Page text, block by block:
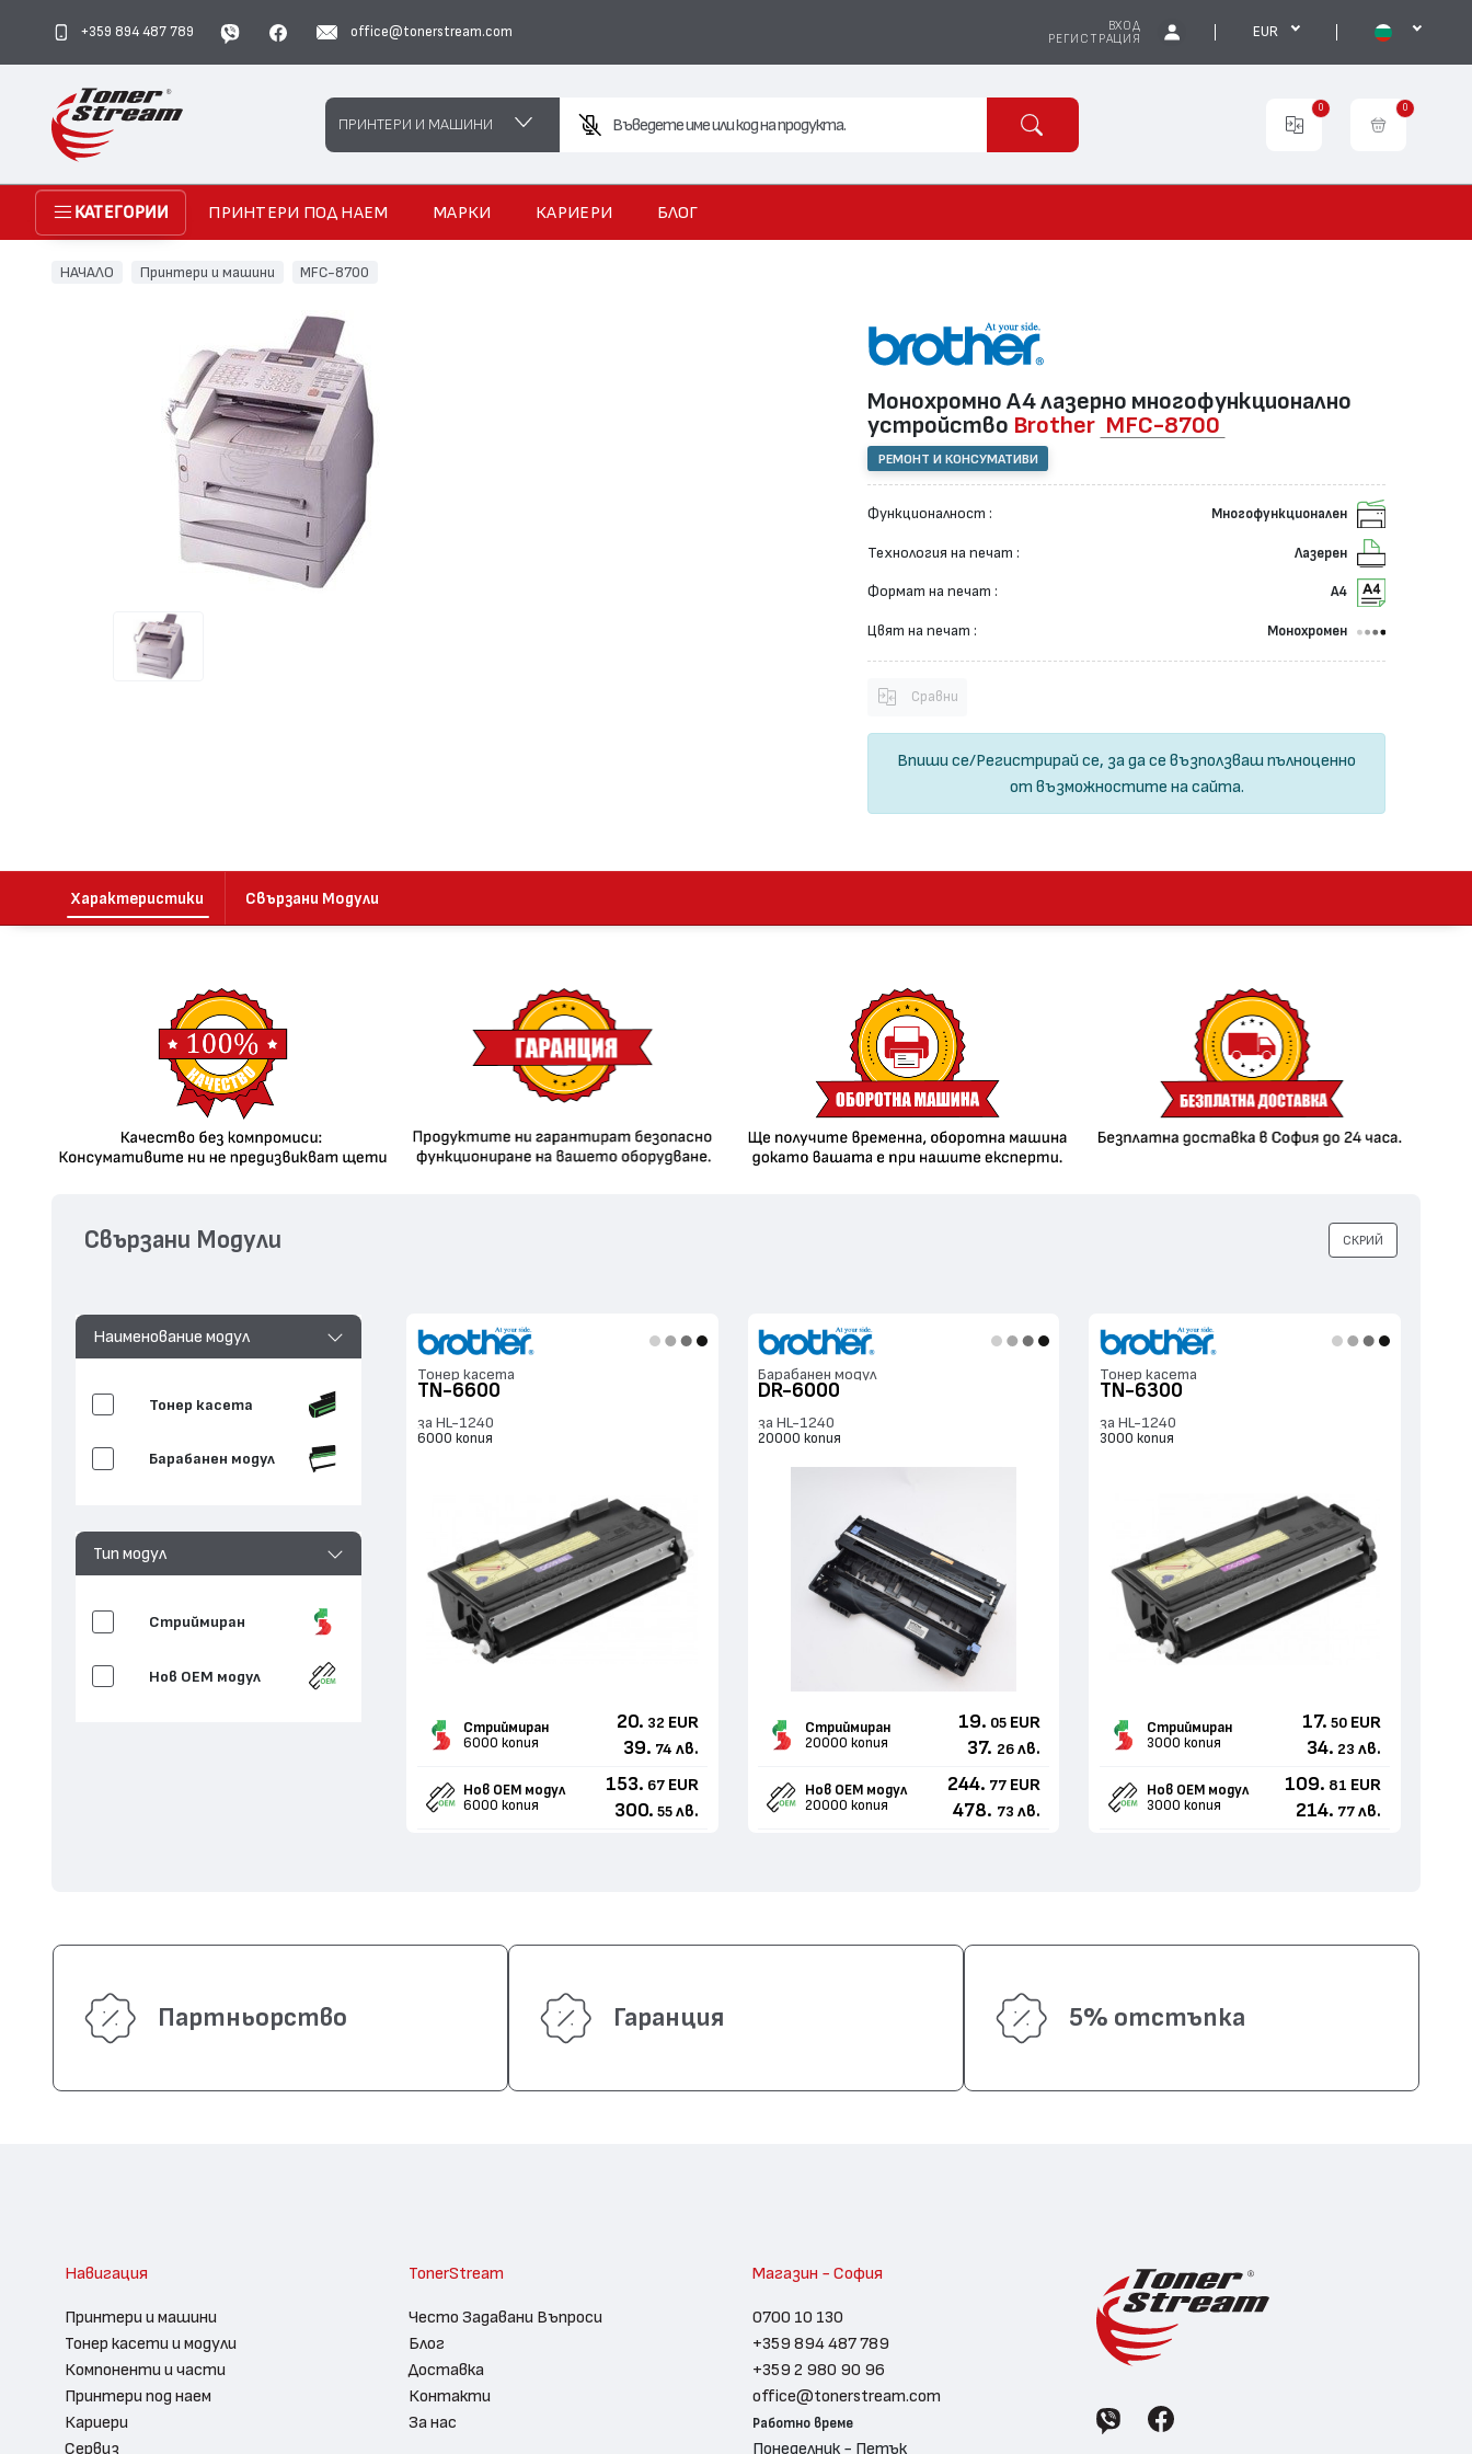
ВХОД
РЕГИСТРАЦИЯ
EUR
+359 894 487 789 office@tonerstream.com
Search
ПРИНТЕРИ И МАШИНИ
0 0
КАТЕГОРИИ ПРИНТЕРИ ПОД НАЕМ МАРКИ КАРИЕРИ БЛОГ
НАЧАЛО Принтери и машини MFC-8700
Монохромно А4 лазернo многофункционално
устройство Brother MFC-8700
РЕМОНТ И КОНСУМАТИВИ
Функционалност : Многофункционален
Технология на печат : Лазерен
Формат на печат : А4
Цвят на печат : Монохромен
Сравни
Впиши се/Регистрирай се, за да се възползваш пълноценно
от възможностите на сайта.
Характеристики Свързани Модули
Наименование модул
Тонер касета
Барабанен модул
Тип модул
Стриймиран
Нов ОЕМ модул
Тонер касета
TN-6600
за HL-1240
6000 копия
Стриймиран
6000 копия
20. 32 EUR
39. 74 лв.
Нов ОЕМ модул
6000 копия
153. 67 EUR
300. 55 лв.
Барабанен модул
DR-6000
за HL-1240
20000 копия
Стриймиран
20000 копия
19. 05 EUR
37. 26 лв.
Нов ОЕМ модул
20000 копия
244. 77 EUR
478. 73 лв.
Тонер касета
TN-6300
за HL-1240
3000 копия
Стриймиран
3000 копия
17. 50 EUR
34. 23 лв.
Нов ОЕМ модул
3000 копия
109. 81 EUR
214. 77 лв.
Свързани Модули СКРИЙ
Партньорство Гаранция 5% отстъпка
Навигация
Принтери и машини
Тонер касети и модули
Компоненти и части
Принтери под наем
Кариери
Сервиз
TonerStream
Често Задавани Въпроси
Блог
Доставка
Контакти
За нас
Магазин - София
0700 10 130
+359 894 487 789
+359 2 980 90 96
office@tonerstream.com
Работно време
Понеделник - Петък